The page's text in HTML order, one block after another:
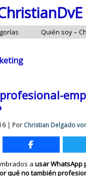
Quién soy –
| Por Christian Delgado
ausar WhatsApp
qué no también